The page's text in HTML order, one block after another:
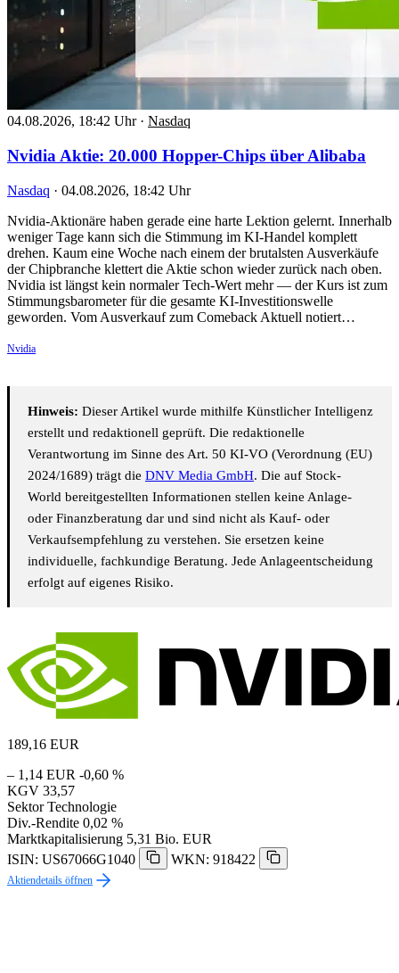
04.08.2026, 18:42 Uhr · Nasdaq
Nvidia Aktie: 20.000 Hopper-Chips über Alibaba
Nasdaq · 04.08.2026, 18:42 Uhr
Nvidia-Aktionäre haben gerade eine harte Lektion gelernt. Innerhalb
weniger Tage kann sich die Stimmung im KI-Handel komplett
drehen. Kaum eine Woche nach einem der brutalsten Ausverkäufe
der Chipbranche klettert die Aktie schon wieder zurück nach oben.
Nvidia ist längst kein normaler Tech-Wert mehr — der Kurs ist zum
Stimmungsbarometer für die gesamte KI-Investitionswelle
geworden. Vom Ausverkauf zum Comeback Aktuell notiert…
Nvidia
Hinweis: Dieser Artikel wurde mithilfe Künstlicher Intelligenz
erstellt und redaktionell geprüft. Die redaktionelle
Verantwortung im Sinne des Art. 50 KI-VO (Verordnung (EU)
2024/1689) trägt die DNV Media GmbH. Die auf Stock-
World bereitgestellten Informationen stellen keine Anlage-
oder Finanzberatung dar und sind nicht als Kauf- oder
Verkaufsempfehlung zu verstehen. Sie ersetzen keine
individuelle, fachkundige Beratung. Jede Anlageentscheidung
erfolgt auf eigenes Risiko.
189,16 EUR
– 1,14 EUR -0,60 %
KGV 33,57
Sektor Technologie
Div.-Rendite 0,02 %
Marktkapitalisierung 5,31 Bio. EUR
ISIN: US67066G1040
WKN: 918422
Aktiendetails öffnen